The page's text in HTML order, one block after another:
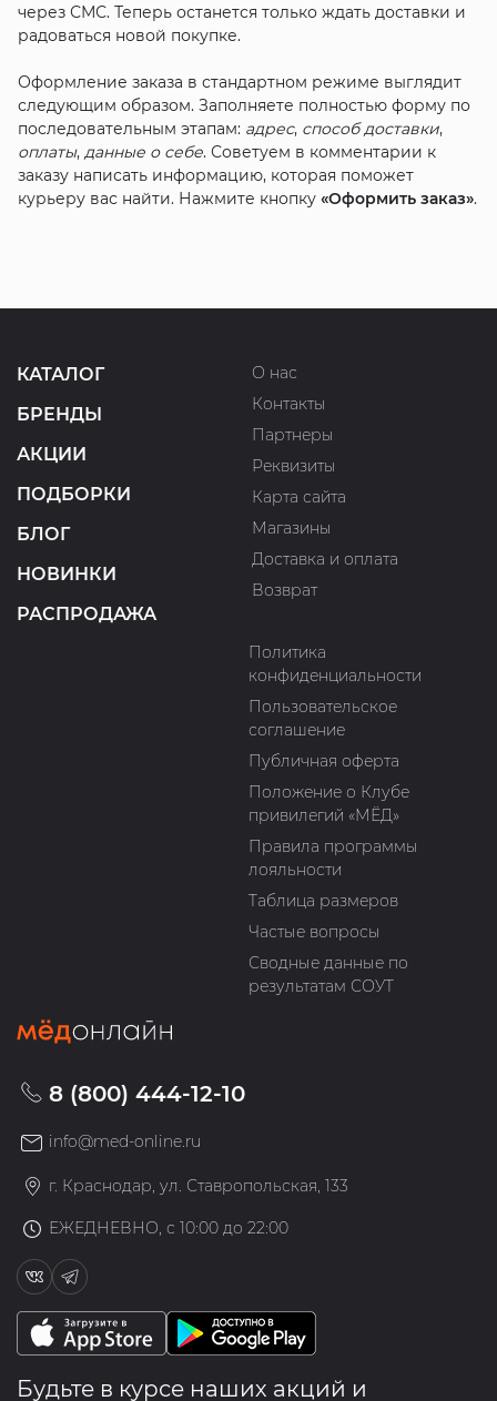
через СМС. Теперь останется только ждать доставки и
радоваться новой покупке.
Оформление заказа в стандартном режиме выглядит
следующим образом. Заполняете полностью форму по
последовательным этапам: адрес, способ доставки,
оплаты, данные о себе. Советуем в комментарии к
заказу написать информацию, которая поможет
курьеру вас найти. Нажмите кнопку «Оформить заказ».
КАТАЛОГ
БРЕНДЫ
АКЦИИ
ПОДБОРКИ
БЛОГ
НОВИНКИ
РАСПРОДАЖА
О нас
Контакты
Партнеры
Реквизиты
Карта сайта
Магазины
Доставка и оплата
Возврат
Политика
конфиденциальности
Пользовательское
соглашение
Публичная оферта
Положение о Клубе
привилегий «МЁД»
Правила программы
лояльности
Таблица размеров
Частые вопросы
Сводные данные по
результатам СОУТ
8 (800) 444-12-10
info@med-online.ru
г. Краснодар, ул. Ставропольская, 133
ЕЖЕДНЕВНО, с 10:00 до 22:00
Будьте в курсе наших акций и